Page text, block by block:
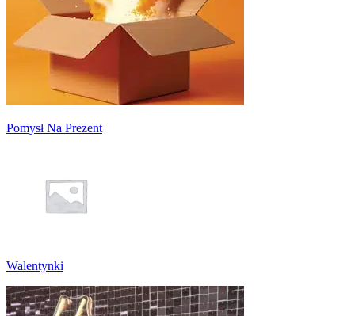
Pomysł Na Prezent
Walentynki